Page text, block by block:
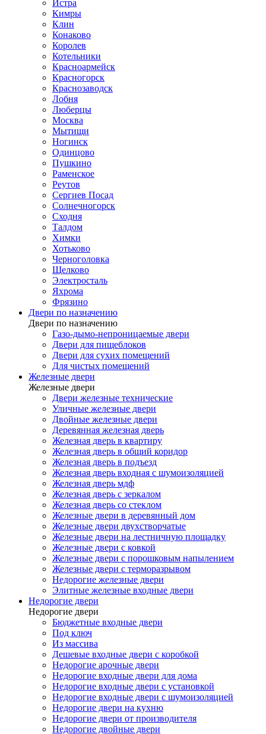
Истра
Кимры
Клин
Конаково
Королев
Котельники
Красноармейск
Красногорск
Краснозаводск
Лобня
Люберцы
Москва
Мытищи
Ногинск
Одинцово
Пушкино
Раменское
Реутов
Сергиев Посад
Солнечногорск
Сходня
Талдом
Химки
Хотьково
Черноголовка
Щелково
Электросталь
Яхрома
Фрязино
Двери по назначению
Двери по назначению
Газо-дымо-непроницаемые двери
Двери для пищеблоков
Двери для сухих помещений
Для чистых помещений
Железные двери
Железные двери
Двери железные технические
Уличные железные двери
Двойные железные двери
Деревянная железная дверь
Железная дверь в квартиру
Железная дверь в общий коридор
Железная дверь в подъезд
Железная дверь входная с шумоизоляцией
Железная дверь мдф
Железная дверь с зеркалом
Железная дверь со стеклом
Железные двери в деревянный дом
Железные двери двухстворчатые
Железные двери на лестничную площадку
Железные двери с ковкой
Железные двери с порошковым напылением
Железные двери с терморазрывом
Недорогие железные двери
Элитные железные входные двери
Недорогие двери
Недорогие двери
Бюджетные входные двери
Под ключ
Из массива
Дешевые входные двери с коробкой
Недорогие арочные двери
Недорогие входные двери для дома
Недорогие входные двери с установкой
Недорогие входные двери с шумоизоляцией
Недорогие двери на кухню
Недорогие двери от производителя
Недорогие двойные двери